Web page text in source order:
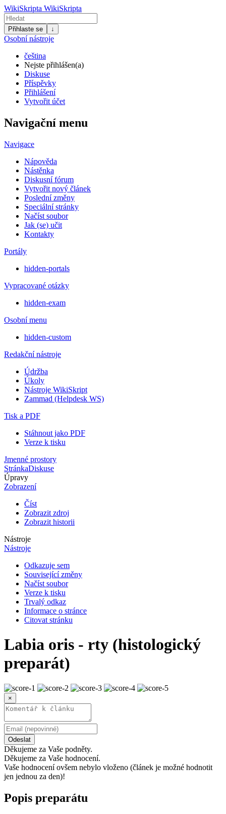
WikiSkripta WikiSkripta
Přihlaste se ↓
Osobní nástroje
čeština
Nejste přihlášen(a)
Diskuse
Příspěvky
Přihlášení
Vytvořit účet
Navigační menu
Navigace
Nápověda
Nástěnka
Diskusní fórum
Vytvořit nový článek
Poslední změny
Speciální stránky
Načíst soubor
Jak (se) učit
Kontakty
Portály
hidden-portals
Vypracované otázky
hidden-exam
Osobní menu
hidden-custom
Redakční nástroje
Údržba
Úkoly
Nástroje WikiSkript
Zammad (Helpdesk WS)
Tisk a PDF
Stáhnout jako PDF
Verze k tisku
Jmenné prostory
StránkaDiskuse
Úpravy
Zobrazení
Číst
Zobrazit zdroj
Zobrazit historii
Nástroje
Nástroje
Odkazuje sem
Související změny
Načíst soubor
Verze k tisku
Trvalý odkaz
Informace o stránce
Citovat stránku
Labia oris - rty (histologický
preparát)
×
Odeslat
Děkujeme za Vaše podněty.
Děkujeme za Vaše hodnocení.
Vaše hodnocení ovšem nebylo vloženo (článek je možné hodnotit
jen jednou za den)!
Popis preparátu